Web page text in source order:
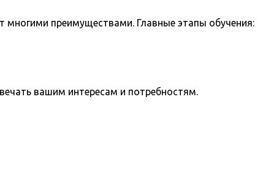
преимуществами. Главные этапы обучения:
вашим интересам и потребностям.